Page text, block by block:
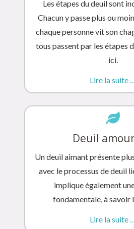
Les étapes du deuil sont
Chacun y passe plus ou
chaque personne vit son
tous passent par les étapes
ici.
Lire la suite
Deuil
Un deuil aimant présente
avec le processus de deuil
implique également
fondamentale, à savoir
Lire la suite